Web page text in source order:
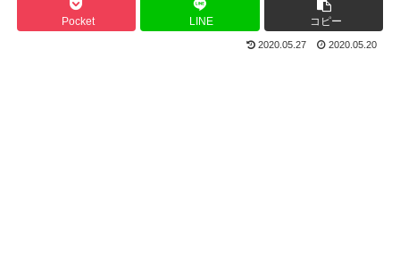
Pocket LINE コピー
2020.05.27 2020.05.20